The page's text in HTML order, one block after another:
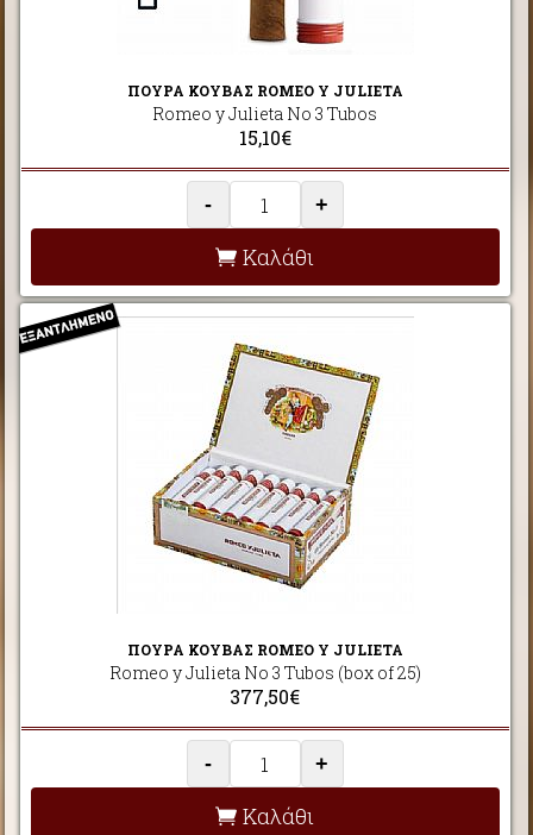
ΠΟΥΡΑ ΚΟΥΒΑΣ ROMEO Y JULIETA
Romeo y Julieta No 3 Tubos
15,10€
- +
Καλάθι
ΠΟΥΡΑ ΚΟΥΒΑΣ ROMEO Y JULIETA
Romeo y Julieta No 3 Tubos (box of 25)
377,50€
- +
Καλάθι